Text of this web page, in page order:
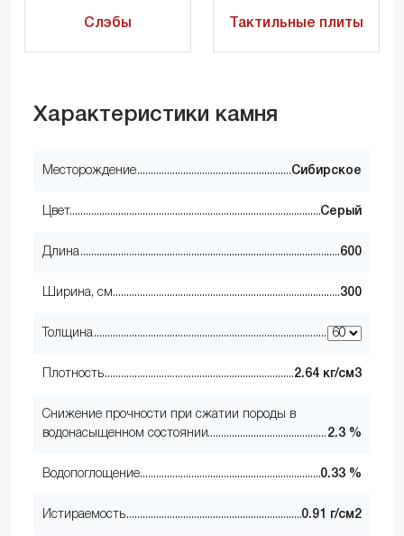
Слэбы Тактильные плиты
Характеристики камня
Месторождение Сибирское
Цвет Серый
Длина 600
Ширина, см 300
Толщина
Плотность 2.64 кг/см3
Снижение прочности при сжатии породы в
водонасыщенном состоянии
2.3 %
Водопоглощение 0.33 %
Истираемость 0.91 г/см2